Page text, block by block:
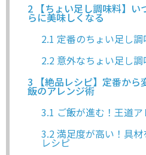
2 【ちょい足し調味料】
らに美味しくなる
2.1 定番のちょい足し調
2.2 意外なちょい足し
3 【絶品レシピ】定番か
飯のアレンジ術
3.1 ご飯が進む！王道
3.2 満足度が高い！具
レシピ